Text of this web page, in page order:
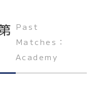
Past
Matches：
Academy